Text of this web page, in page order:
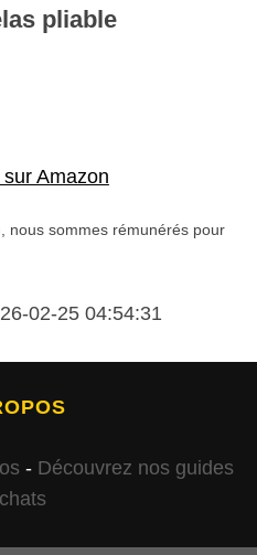
pliable
Amazon
nous sommes rémunérés pour
02-25 04:54:31
- Découvrez nos guides